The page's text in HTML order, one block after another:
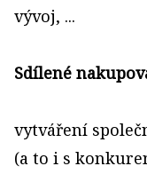
vývoj, ...
Sdílené
vytváření
(a to i s